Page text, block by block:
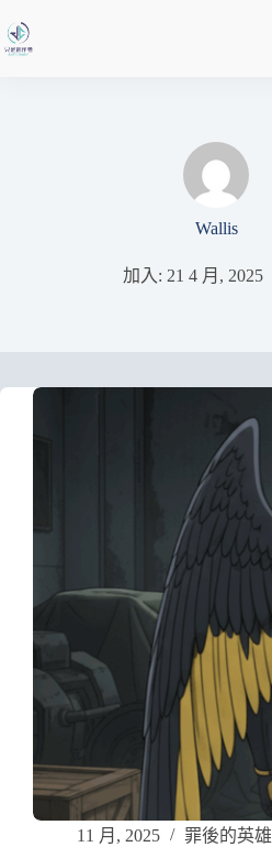
Wallis
加入: 21 4 月, 2025
11 月, 2025 罪後的英雄